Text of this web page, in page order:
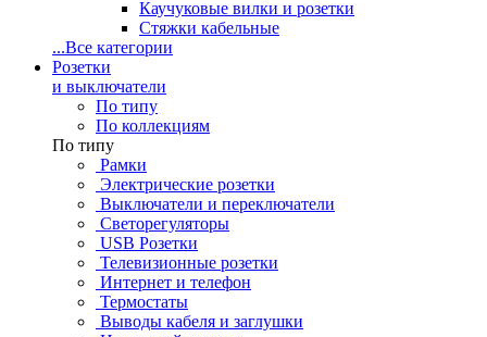
Каучуковые вилки и розетки
Стяжки кабельные
...Все категории
Розетки
и выключатели
По типу
По коллекциям
По типу
Рамки
Электрические розетки
Выключатели и переключатели
Светорегуляторы
USB Розетки
Телевизионные розетки
Интернет и телефон
Термостаты
Выводы кабеля и заглушки